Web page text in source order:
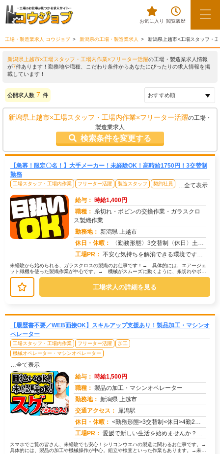
お気に入り 閲覧履歴
工場・製造業求人 コウジョブ 新潟県の工場・製造業求人 新潟県上越市×工場スタッフ・
新潟県上越市×工場スタッフ・工場内作業×フリーター活躍の工場・製造業求人情報
が7件あります！勤務地や職種、こだわり条件からあなたにぴったりの求人情報を掲
載しています！
公開求人数 7 件
新潟県上越市×工場スタッフ・工場内作業×フリーター活躍の工場・
製造業求人
検索条件を変更する
【急募！限定〇名！】大手メーカー！未経験OK！高時給1750円！3交替制
勤務
工場スタッフ・工場内作業 フリーター活躍 製造スタッフ 契約社員 …全て表示
給与： 時給1,400円
職種： 糸切れ・ボビンの交換作業・ガラスクロ
ス製織作業
勤務地： 新潟県 上越市
休日・休暇：
〈勤務形態〉3交替制〈休日〉土日★ＧＷ★夏季休暇★冬季休暇★年末年始
工場PR： 不安な気持ちを解消できる環境です！→ お仕事探しで困っていること、何でもご相談ください。応募後のご相談率は7割！ ...
未経験から始められる、ガラスクロスの製織のお仕事です！→ 具体的には、エアージェ
ット織機を使った製織作業が中心です。→ 機械がスムーズに動くように、糸切れやボビ
ンの交換といった作業もお願いします...
工場求人の詳細を見る
【履歴書不要／WEB面接OK】スキルアップ支援あり！製品加工・マシンオ
ペレーター
工場スタッフ・工場内作業 フリーター活躍
加工
機械オペレーター・マシンオペレーター
…全て表示
給与： 時給1,500円
職種： 製品の加工・マシンオペレーター
勤務地： 新潟県 上越市
交通アクセス： 犀潟駅
休日・休暇： <勤務形態>3交替制<休日>4勤2休★ＧＷ★夏季休暇★冬季休暇★年末年始
工場PR： 愛媛で新しい生活を始めませんか？→すぐに住める寮完備！初期費用は一切かかりません！敷金礼金、鍵交換代、仲介手数料、...
スマホでご覧の皆さん、未経験でも安心！シリコンウエハの製造に関わるお仕事です。→
具体的には、製品の加工や機械操作が中心。組立や検査といった作業もあります。→未経